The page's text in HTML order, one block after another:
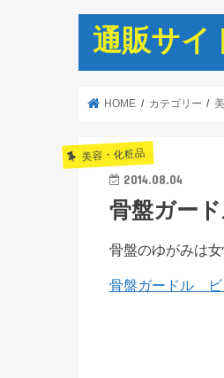
通販サイ
HOME カテゴリー
美容・化粧品
2014.08.04
骨盤ガー
骨盤のゆがみは
骨盤ガードル ビ